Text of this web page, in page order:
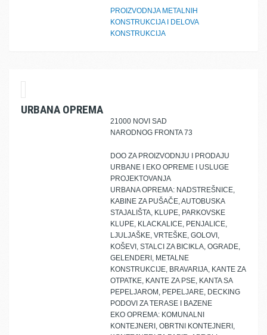
PROIZVODNJA METALNIH
KONSTRUKCIJA I DELOVA
KONSTRUKCIJA
URBANA OPREMA
21000 NOVI SAD
NARODNOG FRONTA 73
DOO ZA PROIZVODNJU I PRODAJU
URBANE I EKO OPREME I USLUGE
PROJEKTOVANJA
URBANA OPREMA: NADSTREŠNICE,
KABINE ZA PUŠAČE, AUTOBUSKA
STAJALIŠTA, KLUPE, PARKOVSKE
KLUPE, KLACKALICE, PENJALICE,
LJULJAŠKE, VRTEŠKE, GOLOVI,
KOŠEVI, STALCI ZA BICIKLA, OGRADE,
GELENDERI, METALNE
KONSTRUKCIJE, BRAVARIJA, KANTE ZA
OTPATKE, KANTE ZA PSE, KANTA SA
PEPELJAROM, PEPELJARE, DECKING
PODOVI ZA TERASE I BAZENE
EKO OPREMA: KOMUNALNI
KONTEJNERI, OBRTNI KONTEJNERI,